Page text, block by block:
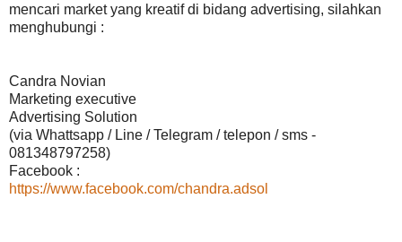
mencari market yang kreatif di bidang advertising, silahkan
menghubungi :
Candra Novian
Marketing executive
Advertising Solution
(via Whattsapp / Line / Telegram / telepon / sms -
081348797258)
Facebook :
https://www.facebook.com/chandra.adsol